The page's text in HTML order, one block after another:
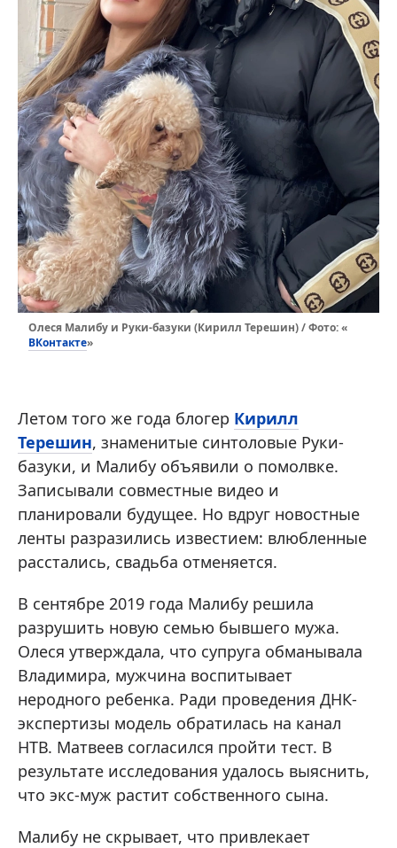
Олеся Малибу и Руки-базуки (Кирилл Терешин) / Фото: «
ВКонтакте»
Летом того же года блогер Кирилл
Терешин, знаменитые синтоловые Руки-
базуки, и Малибу объявили о помолвке.
Записывали совместные видео и
планировали будущее. Но вдруг новостные
ленты разразились известием: влюбленные
расстались, свадьба отменяется.
В сентябре 2019 года Малибу решила
разрушить новую семью бывшего мужа.
Олеся утверждала, что супруга обманывала
Владимира, мужчина воспитывает
неродного ребенка. Ради проведения ДНК-
экспертизы модель обратилась на канал
НТВ. Матвеев согласился пройти тест. В
результате исследования удалось выяснить,
что экс-муж растит собственного сына.
Малибу не скрывает, что привлекает